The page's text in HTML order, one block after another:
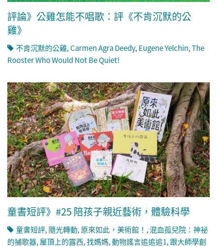
評論》公雞怎能不唱歌：評《不肯沉默的公
雞》
不肯沉默的公雞,Carmen Agra Deedy,Eugene Yelchin,The
Rooster Who Would Not Be Quiet!
童書短評》#25 陪孩子親近藝術，體驗科學
童書短評, 隨光轉動, 原來如此，美術館！ ,混血孤兒院：神祕
的捕歌器, 屋頂上的露西,找媽媽,動物謠言追追追1, 跟大師學創